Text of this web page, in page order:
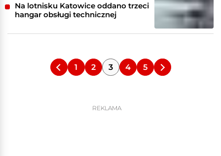
Na lotnisku Katowice oddano trzeci
hangar obsługi technicznej
1 2 3 4 5
REKLAMA